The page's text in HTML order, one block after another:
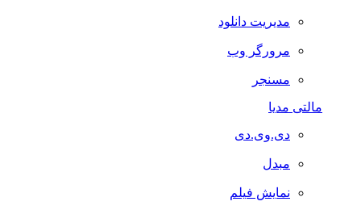
مدیریت دانلود
مرورگر وب
مسنجر
مالتی مدیا
دی.وی.دی
مبدل
نمایش فیلم